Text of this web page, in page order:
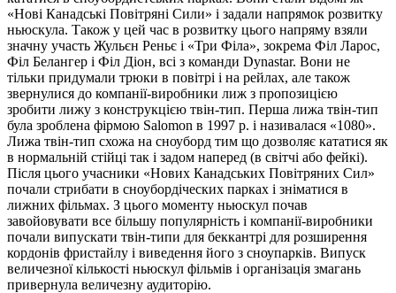
«Нові Канадські Повітряні Сили» і задали напрямок розвитку
ньюскула. Також у цей час в розвитку цього напряму взяли
значну участь Жульєн Реньє і «Три Філа», зокрема Філ Ларос,
Філ Белангер і Філ Діон, всі з команди Dynastar. Вони не
тільки придумали трюки в повітрі і на рейлах, але також
звернулися до компанії-виробники лиж з пропозицією
зробити лижу з конструкцією твін-тип. Перша лижа твін-тип
була зроблена фірмою Salomon в 1997 р. і називалася «1080».
Лижа твін-тип схожа на сноуборд тим що дозволяє кататися як
в нормальній стійці так і задом наперед (в світчі або фейкі).
Після цього учасники «Нових Канадських Повітряних Сил»
почали стрибати в сноубордіческих парках і зніматися в
лижних фільмах. З цього моменту ньюскул почав
завойовувати все більшу популярність і компанії-виробники
почали випускати твін-типи для беккантрі для розширення
кордонів фристайлу і виведення його з сноупарків. Випуск
величезної кількості ньюскул фільмів і організація змагань
привернула величезну аудиторію.